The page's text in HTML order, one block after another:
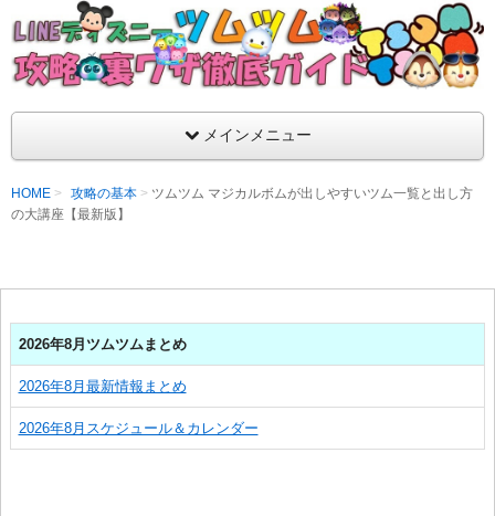
LINEディズニー ツムツム攻略・裏ワザ徹底
支持率No1！痒いところに手が届くツムツム攻略サイト！新ツ
ラ評価も丁寧に解説！ツムツムを120％楽しめるサイトを目指し
メインメニュー
HOME 攻略の基本
ツムツム マジカルボムが出しやすいツム一覧と出し方
の大講座【最新版】
2026年8月ツムツムまとめ
2026年8月最新情報まとめ
2026年8月スケジュール＆カレンダー